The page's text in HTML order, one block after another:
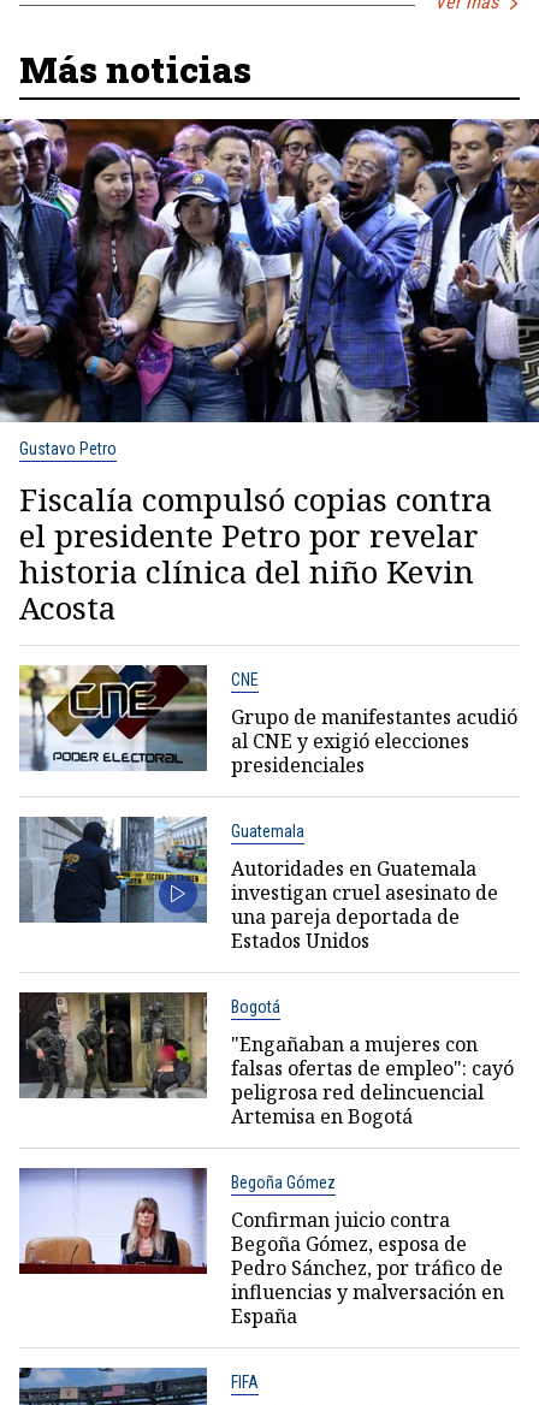
Más noticias
Gustavo Petro
Fiscalía compulsó copias contra
el presidente Petro por revelar
historia clínica del niño Kevin
Acosta
CNE
Grupo de manifestantes acudió
al CNE y exigió elecciones
presidenciales
Guatemala
Autoridades en Guatemala
investigan cruel asesinato de
una pareja deportada de
Estados Unidos
Bogotá
"Engañaban a mujeres con
falsas ofertas de empleo": cayó
peligrosa red delincuencial
Artemisa en Bogotá
Begoña Gómez
Confirman juicio contra
Begoña Gómez, esposa de
Pedro Sánchez, por tráfico de
influencias y malversación en
España
FIFA